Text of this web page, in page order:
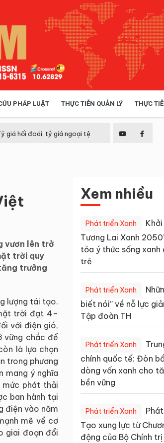
PHÁP LUẬT THỰC TIỄN QUẢN LÝ THỰC
giá hối đoái, tỷ giá ngoại tệ
vươn lên trở
trời quy
trưởng
lượng tái tạo.
trời đạt 4–
với điện gió,
vững chắc để
là lựa chọn
trong phương
mang ý nghĩa
phát thải
ban hành tại
điện vào năm
mẽ về cơ
giai đoạn đổi
Xem nhiều
Phát triển Xanh
Tương Lai Xanh
tỏa ý thức sống xanh
trẻ
Phát triển Xanh
biết nói” về nỗ lực
Tập đoàn TH
Phát triển Xanh
chính quốc tế: Đòn
dòng vốn xanh cho
bền vững
Phát triển Xanh
Tạo xung lực từ
động của Bộ Chính trị